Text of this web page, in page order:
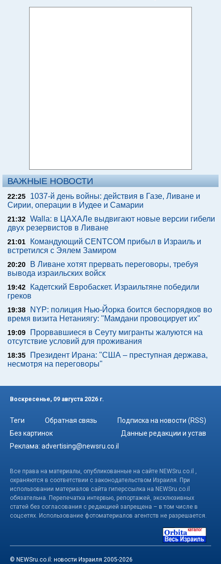
ВАЖНЫЕ НОВОСТИ
22:25
1037-й день войны: действия в Газе, Ливане и
Сирии, операции в Иудее и Самарии
21:32 Walla: в ЦАХАЛе выдвигают новые версии гибели
двух резервистов в Ливане
21:01
Командующий CENTCOM прибыл в Израиль и
встретился с Эялем Замиром
20:20
В Ливане хотят прервать переговоры, требуя
вывода израильских войск
19:42
Кадетский Евробаскет. Израильтяне победили
греков
19:38
NYP: полиция Нью-Йорка боится беспорядков во
время визита Нетаниягу: "Мамдани провоцирует их"
19:09
Прорвавшиеся в Сеуту мигранты жалуются на
отсутствие условий для проживания
18:35
Президент Ирана: "США – преступная держава,
несмотря на переговоры"
Воскресенье, 09 августа 2026 г.
Теги Обратная связь
Подписка на новости (RSS)
Без картинок
Данные редакции и устав
Реклама: advertising@newsru.co.il
Все права на материалы, опубликованные на сайте NEWSru.co.il ,
охраняются в соответствии с законодательством Израиля. При
использовании материалов сайта гиперссылка на NEWSru.co.il
обязательна. Перепечатка интервью, репортажей, эксклюзивных
статей без согласования с редакцией запрещена – в том числе в
соцсетях. Использование фотоматериалов агентств не разрешается.
© NEWSru.co.il: новости Израиля 2005-2026